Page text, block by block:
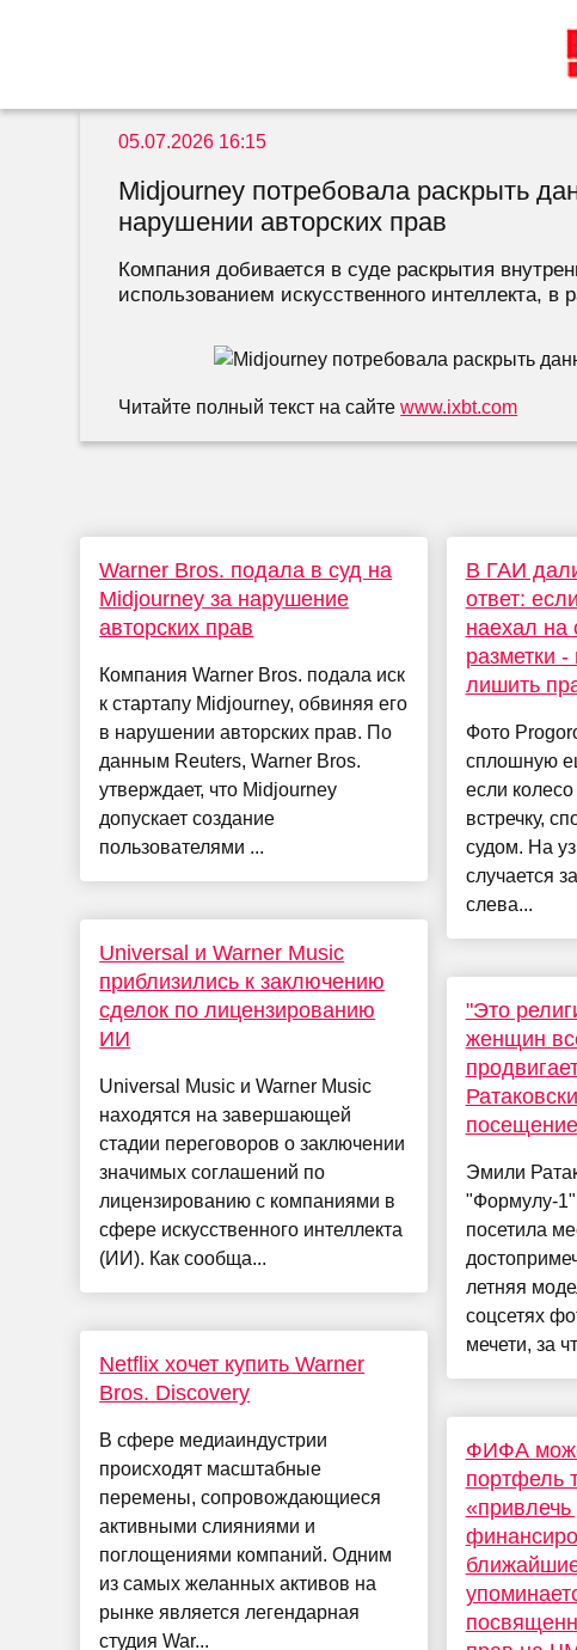
05.07.2026 16:15
Midjourney потребовала раскрыть
нарушении авторских прав
Компания добивается в суде раскрытия
использованием искусственного интеллекта, в
Читайте полный текст на сайтеwww.ixbt.com
Warner Bros. подала в суд на
Midjourney за нарушение
авторских прав
Компания Warner Bros. подала иск
к стартапу Midjourney, обвиняя его
в нарушении авторских прав. По
данным Reuters, Warner Bros.
утверждает, что Midjourney
допускает создание
пользователями ...
Universal и Warner Music
приблизились к заключению
сделок по лицензированию
ИИ
Universal Music и Warner Music
находятся на завершающей
стадии переговоров о заключении
значимых соглашений по
лицензированию с компаниями в
сфере искусственного интеллекта
(ИИ). Как сообща...
Netflix хочет купить Warner
Bros. Discovery
В сфере медиаиндустрии
происходят масштабные
перемены, сопровождающиеся
активными слияниями и
поглощениями компаний. Одним
из самых желанных активов на
рынке является легендарная
студия War...
В ГАИ
ответ:
наехал
разметки -
лишить
Фото
сплошную
если
встречку,
судом. На
случается
слева...
"Это
женщин
Эмили
"Формулу-
посетила
летняя
соцсетях
мечети, за
ФИФА
портфель